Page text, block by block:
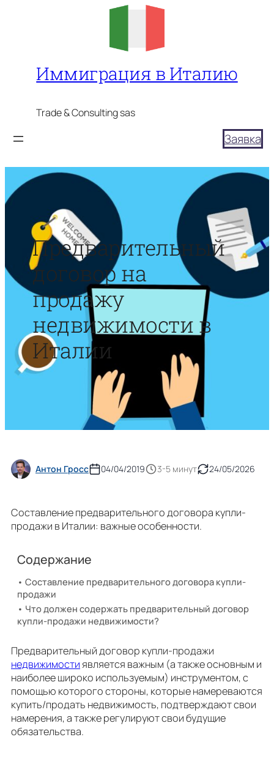
Иммиграция в Италию
Trade & Consulting sas
Заявка
Предварительный
договор на
продажу
недвижимости в
Италии
Антон Гросс 04/04/2019 3-5 минут 24/05/2026
Составление предварительного договора купли-
продажи в Италии: важные особенности.
Содержание
Составление предварительного договора купли-
продажи
Что должен содержать предварительный договор
купли-продажи недвижимости?
Предварительный договор купли-продажи
недвижимости является важным (а также основным и
наиболее широко используемым) инструментом, с
помощью которого стороны, которые намереваются
купить/продать недвижимость, подтверждают свои
намерения, а также регулируют свои будущие
обязательства.